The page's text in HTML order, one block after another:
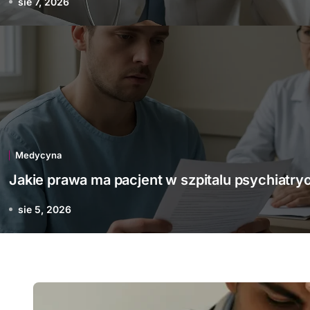
Medycyna
Jakie prawa ma pacjent w szpitalu
sie 5, 2026
Medycyna
ma pacjent w
psychiatrycznym
sie 5, 2026